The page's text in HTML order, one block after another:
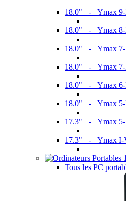
18.0" - Ymax
18.0" - Ymax 8-
18.0" - Ymax
18.0" - Ymax 7-
18.0" - Ymax 6-
18.0" - Ymax 5-
17.3" - Ymax 5-
17.3" - Ymax I-
Tous les PC